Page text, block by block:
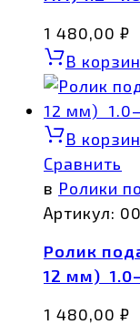
1 480,00 ₽
В
В
Сравнить
в Ролики
Артикул:
Ролик
12 мм)
1 480,00 ₽